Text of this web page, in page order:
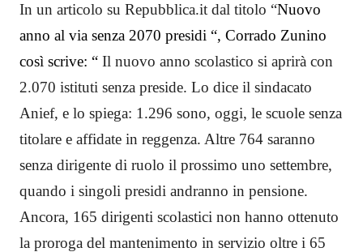
In un articolo su Repubblica.it dal titolo “Nuovo
anno al via senza 2070 presidi “, Corrado Zunino
così scrive: “ Il nuovo anno scolastico si aprirà con
2.070 istituti senza preside. Lo dice il sindacato
Anief, e lo spiega: 1.296 sono, oggi, le scuole senza
titolare e affidate in reggenza. Altre 764 saranno
senza dirigente di ruolo il prossimo uno settembre,
quando i singoli presidi andranno in pensione.
Ancora, 165 dirigenti scolastici non hanno ottenuto
la proroga del mantenimento in servizio oltre i 65